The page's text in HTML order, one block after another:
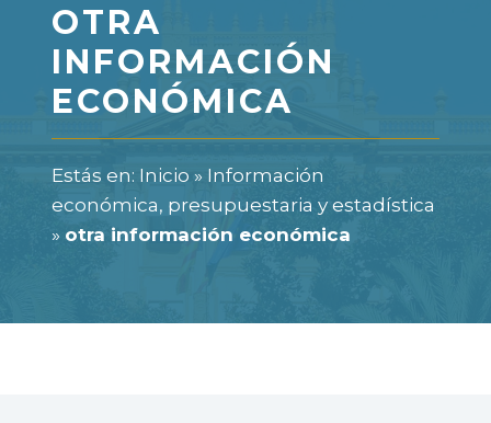
OTRA
INFORMACIÓN
ECONÓMICA
Estás en: Inicio » Información
económica, presupuestaria y estadística
» otra información económica